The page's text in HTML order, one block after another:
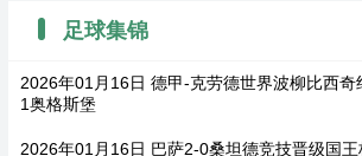
足球集锦
2026年01月16日 德甲-克劳德世界波柳比西奇
1奥格斯堡
2026年01月16日 巴萨2-0桑坦德竞技晋级国